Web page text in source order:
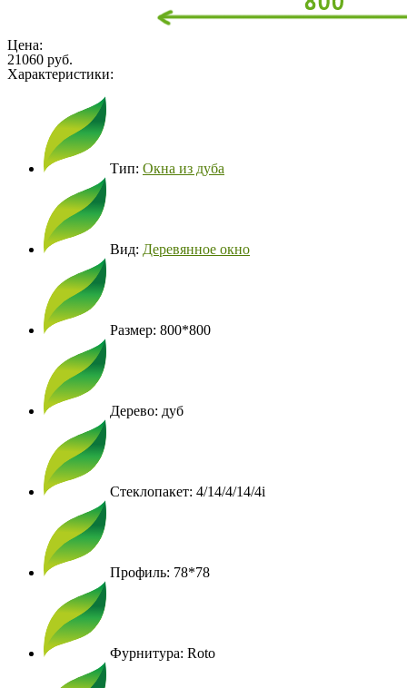
Цена:
21060 руб.
Характеристики:
Тип: Окна из дуба
Вид: Деревянное окно
Размер: 800*800
Дерево: дуб
Стеклопакет: 4/14/4/14/4i
Профиль: 78*78
Фурнитура: Roto